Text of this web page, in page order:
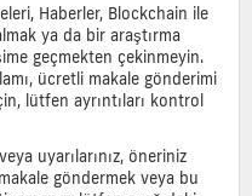
Haberler, Blockchain ile
ya da bir araştırma
geçmekten çekinmeyin.
ücretli makale gönderimi
lütfen ayrıntıları kontrol
uyarılarınız, öneriniz
göndermek veya bu